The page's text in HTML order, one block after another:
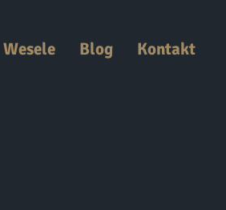
Wesele Blog Kontakt